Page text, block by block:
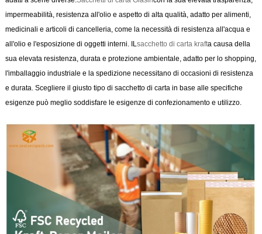
impermeabilità, resistenza all'olio e aspetto di alta qualità, adatto per alimenti,
medicinali e articoli di cancelleria, come la necessità di resistenza all'acqua e
all'olio e l'esposizione di oggetti interni. IL sacchetto di carta krafta causa della
sua elevata resistenza, durata e protezione ambientale, adatto per lo shopping,
l'imballaggio industriale e la spedizione necessitano di occasioni di resistenza
e durata. Scegliere il giusto tipo di sacchetto di carta in base alle specifiche
esigenze può meglio soddisfare le esigenze di confezionamento e utilizzo.